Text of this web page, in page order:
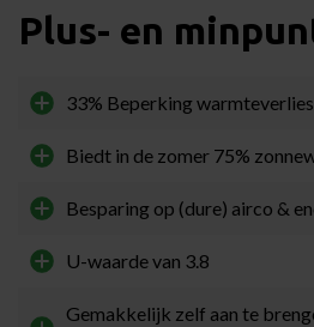
Plus- en
33% Beperking
Biedt in de zomer 75%
Besparing op (dure) airco &
U-waarde van 3.8
Gemakkelijk zelf aan te